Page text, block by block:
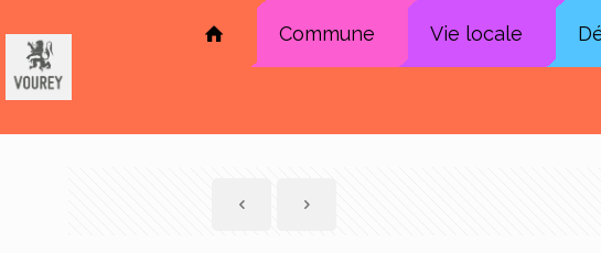
Commune Vie locale